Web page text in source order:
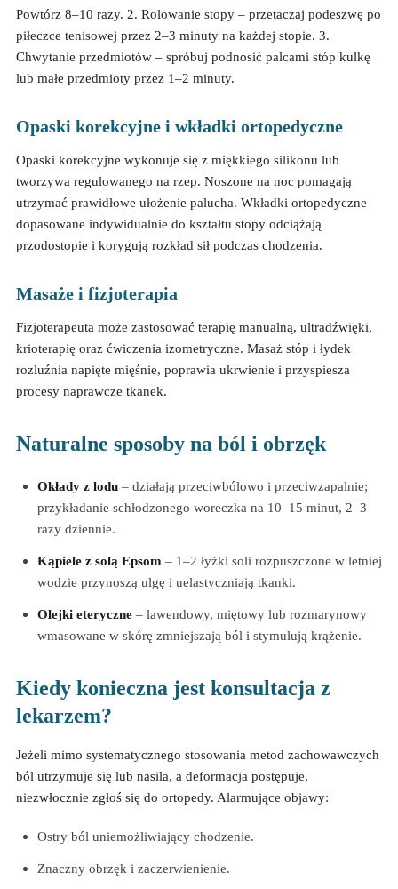
Powtórz 8–10 razy. 2. Rolowanie stopy – przetaczaj podeszwę po
piłeczce tenisowej przez 2–3 minuty na każdej stopie. 3.
Chwytanie przedmiotów – spróbuj podnosić palcami stóp kulkę
lub małe przedmioty przez 1–2 minuty.
Opaski korekcyjne i wkładki ortopedyczne
Opaski korekcyjne wykonuje się z miękkiego silikonu lub
tworzywa regulowanego na rzep. Noszone na noc pomagają
utrzymać prawidłowe ułożenie palucha. Wkładki ortopedyczne
dopasowane indywidualnie do kształtu stopy odciążają
przodostopie i korygują rozkład sił podczas chodzenia.
Masaże i fizjoterapia
Fizjoterapeuta może zastosować terapię manualną, ultradźwięki,
krioterapię oraz ćwiczenia izometryczne. Masaż stóp i łydek
rozluźnia napięte mięśnie, poprawia ukrwienie i przyspiesza
procesy naprawcze tkanek.
Naturalne sposoby na ból i obrzęk
Okłady z lodu– działają przeciwbólowo i przeciwzapalnie;
przykładanie schłodzonego woreczka na 10–15 minut, 2–3
razy dziennie.
Kąpiele z solą Epsom – 1–2 łyżki soli rozpuszczone w letniej
wodzie przynoszą ulgę i uelastyczniają tkanki.
Olejki eteryczne– lawendowy, miętowy lub rozmarynowy
wmasowane w skórę zmniejszają ból i stymulują krążenie.
Kiedy konieczna jest konsultacja z
lekarzem?
Jeżeli mimo systematycznego stosowania metod zachowawczych
ból utrzymuje się lub nasila, a deformacja postępuje,
niezwłocznie zgłoś się do ortopedy. Alarmujące objawy:
Ostry ból uniemożliwiający chodzenie.
Znaczny obrzęk i zaczerwienienie.